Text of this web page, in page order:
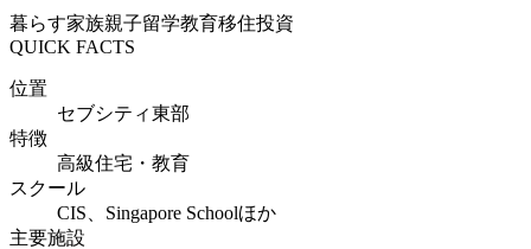
暮らす家族親子留学教育移住投資
QUICK FACTS
位置
セブシティ東部
特徴
高級住宅・教育
スクール
CIS、Singapore Schoolほか
主要施設